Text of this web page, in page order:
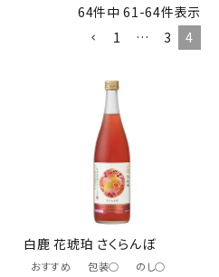
お知らせ
64件中 61 -64件表示
1
… 3 4
白鹿 花琥珀 さくらんぼ
おすすめ 包装○
のし○